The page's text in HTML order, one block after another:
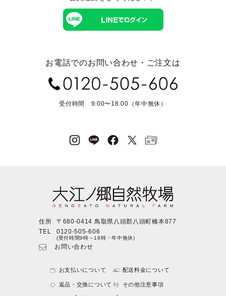
お電話でのお問い合わせ・ご注文は
受付時間 9:00〜18:00（年中無休）
住所
〒680-0414 鳥取県八頭郡八頭町橋本877
TEL
0120-505-606
(受付時間9時～18時・年中無休)
お問い合わせ
お支払いについて 配送料金について
返品・交換について その他注意事項